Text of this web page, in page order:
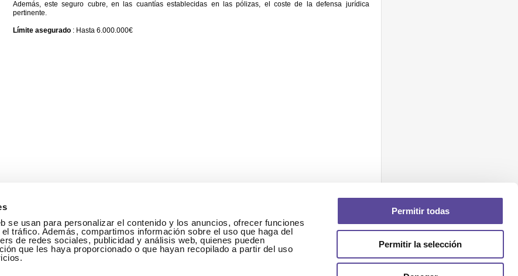
se usan para personalizar el contenido y los anuncios, ofrecer funciones
tráfico. Además, compartimos información sobre el uso que haga del
de redes sociales, publicidad y análisis web, quienes pueden
que les haya proporcionado o que hayan recopilado a partir del uso
Permitir todas
Permitir la selección
Además, este seguro cubre, en las cuantías establecidas en las pólizas, el coste de la defensa jurídica
pertinente.
Límite asegurado: Hasta 6.000.000€